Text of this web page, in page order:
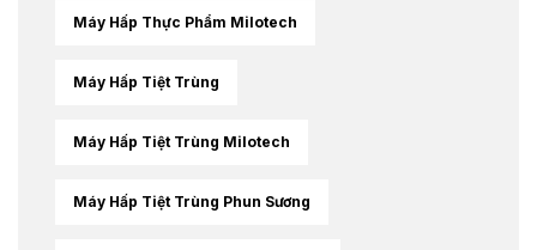
Máy Hấp Thực Phẩm Milotech
Máy Hấp Tiệt Trùng
Máy Hấp Tiệt Trùng Milotech
Máy Hấp Tiệt Trùng Phun Sương